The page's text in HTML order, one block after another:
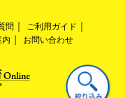
問
ご利用ガイド
内 お問い合わせ